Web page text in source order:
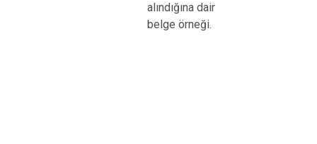
alındığına dair
belge örneği.